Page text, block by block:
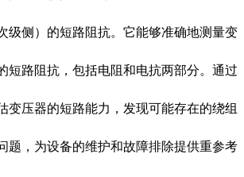
级侧）的短路阻抗。它能够准确地测量变
短路阻抗，包括电阻和电抗两部分。通过
变压器的短路能力，发现可能存在的绕组
题，为设备的维护和故障排除提供重参考